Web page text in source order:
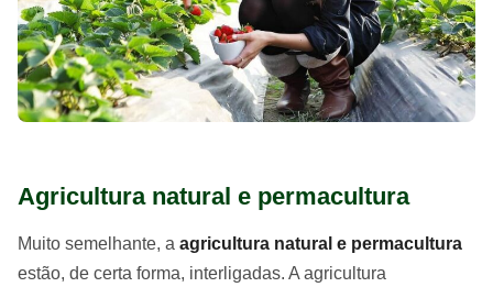
Agricultura natural e permacultura
Muito semelhante, a agricultura natural e permacultura
estão, de certa forma, interligadas. A agricultura